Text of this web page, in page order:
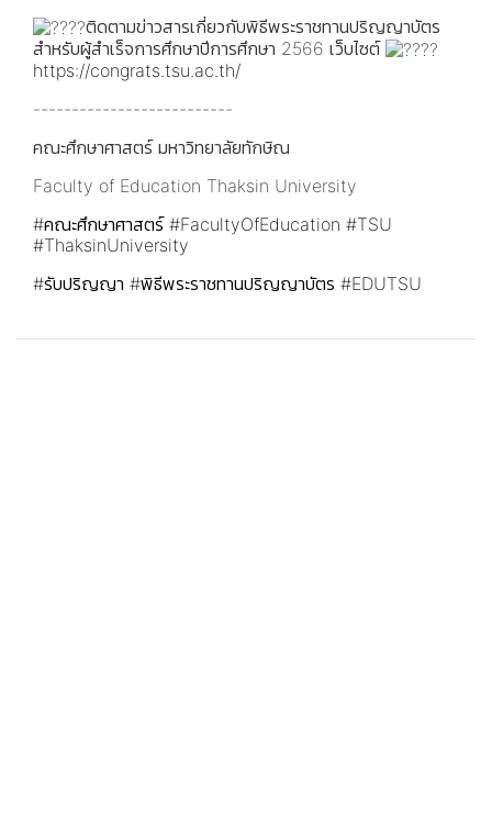
ติดตามข่าวสารเกี่ยวกับพิธีพระราชทานปริญญาบัตร
สำหรับผู้สำเร็จการศึกษาปีการศึกษา 2566 เว็บไซต์
https://congrats.tsu.ac.th/
--------------------------
คณะศึกษาศาสตร์ มหาวิทยาลัยทักษิณ
Faculty of Education Thaksin University
#คณะศึกษาศาสตร์ #FacultyOfEducation #TSU
#ThaksinUniversity
#รับปริญญา #พิธีพระราชทานปริญญาบัตร #EDUTSU